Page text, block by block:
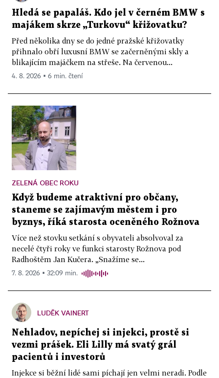
Hledá se papaláš. Kdo jel v černém BMW s
majákem skrze „Turkovu“ křižovatku?
Před několika dny se do jedné pražské křižovatky
přihnalo obří luxusní BMW se začerněnými skly a
blikajícím majáčkem na střeše. Na červenou...
4. 8. 2026 ▪ 6 min. čtení
ZELENÁ OBEC ROKU
Když budeme atraktivní pro občany,
staneme se zajímavým městem i pro
byznys, říká starosta oceněného Rožnova
Více než stovku setkání s obyvateli absolvoval za
necelé čtyři roky ve funkci starosty Rožnova pod
Radhoštěm Jan Kučera. „Snažíme se...
7. 8. 2026 ▪ 32:09 min.
LUDĚK VAINERT
Nehladov, nepíchej si injekci, prostě si
vezmi prášek. Eli Lilly má svatý grál
pacientů i investorů
Injekce si běžní lidé sami píchají jen velmi neradi. Podle